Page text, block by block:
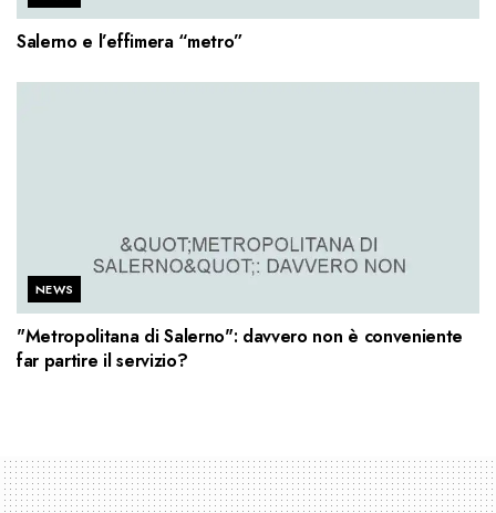
Salerno e l’effimera “metro”
NEWS
"Metropolitana di Salerno": davvero non è conveniente
far partire il servizio?